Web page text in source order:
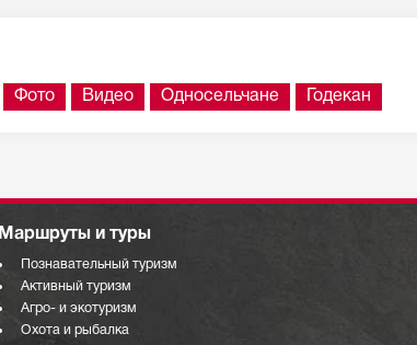
Фото Видео Односельчане Годекан
Маршруты и туры
Познавательный туризм
Активный туризм
Агро- и экотуризм
Охота и рыбалка